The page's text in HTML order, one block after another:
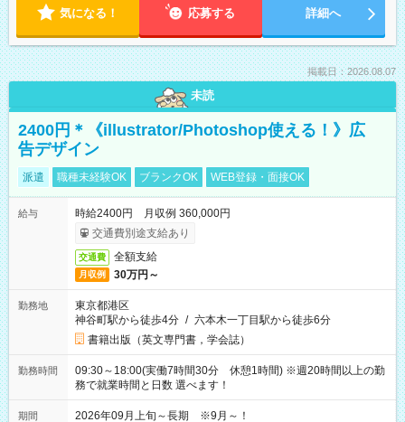
気になる！ 応募する 詳細へ
掲載日：2026.08.07
未読
2400円＊《illustrator/Photoshop使える！》広
告デザイン
派遣 職種未経験OK ブランクOK WEB登録・面接OK
給与
時給2400円 月収例 360,000円
交通費別途支給あり
交通費 全額支給
月収例 30万円～
勤務地
東京都港区
神谷町駅から徒歩4分 / 六本木一丁目駅から徒歩6分
書籍出版（英文専門書，学会誌）
勤務時間
09:30～18:00(実働7時間30分 休憩1時間) ※週20時間以上の勤
務で就業時間と日数 選べます！
期間 2026年09月上旬～長期 ※9月～！